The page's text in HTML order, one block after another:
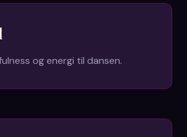
og energi til dansen.